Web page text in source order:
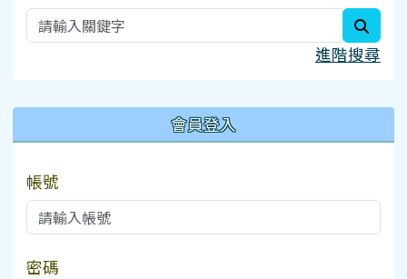
進階搜尋
::: 會員登入
帳號
密碼